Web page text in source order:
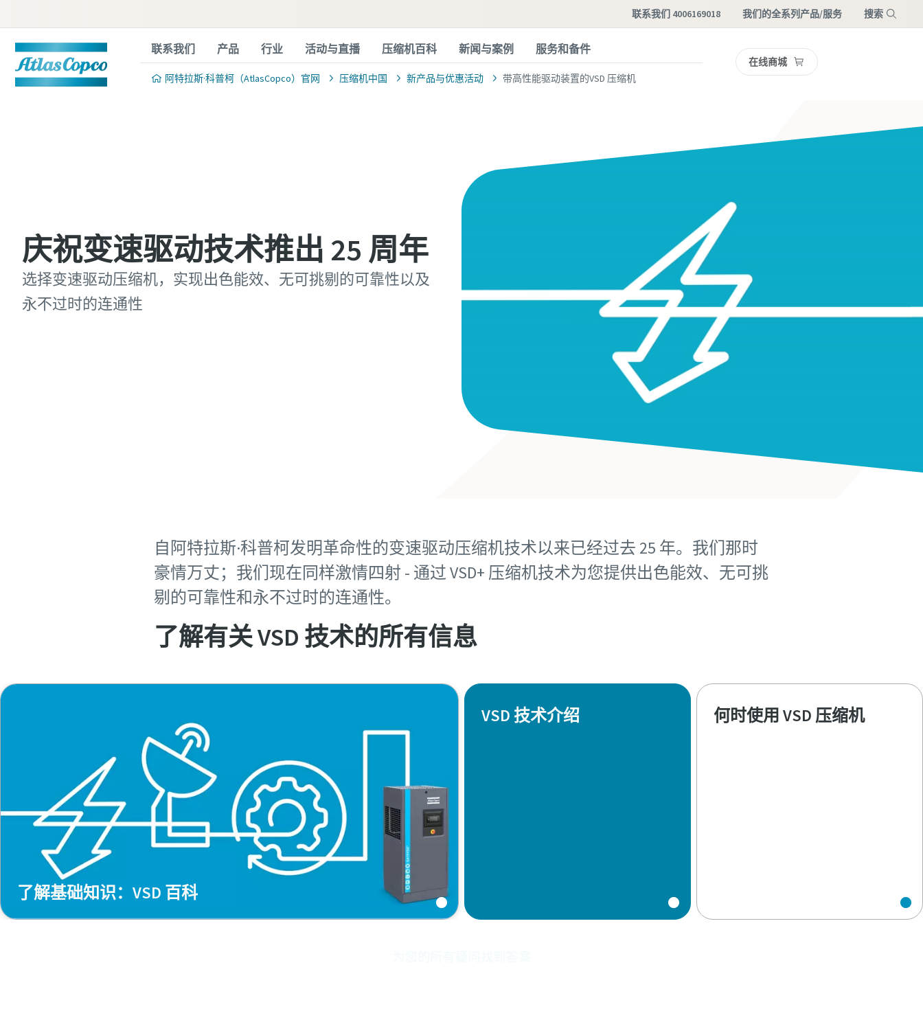
联系我们 4006169018 我们的全系列产品/服务 搜索
联系我们 产品 行业 活动与直播 压缩机百科 新闻与案例 服务和备件
阿特拉斯·科普柯（AtlasCopco）官网 压缩机中国 新产品与优惠活动 带高性能驱动装置的VSD 压缩机
在线商城
庆祝变速驱动技术推出 25 周年
选择变速驱动压缩机，实现出色能效、无可挑剔的可靠性以及
永不过时的连通性
自阿特拉斯·科普柯发明革命性的变速驱动压缩机技术以来已经过去 25 年。我们那时
豪情万丈；我们现在同样激情四射 - 通过 VSD+ 压缩机技术为您提供出色能效、无可挑
剔的可靠性和永不过时的连通性。
了解有关 VSD 技术的所有信息
了解基础知识：VSD 百科
变速驱动 (VSD) 空气压缩机的主要优点是能耗更低，但您是否知道它还有一
VSD 技术介绍 何时使用 VSD 压缩机